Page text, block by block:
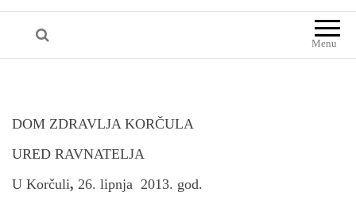
e
n
Menu
DOM ZDRAVLJA KORČULA
URED RAVNATELJA
U Korčuli, 26. lipnja 2013. god.